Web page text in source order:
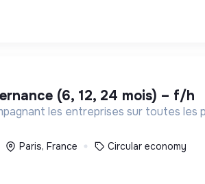
(6, 12, 24 mois) – f/h
les entreprises sur toutes les
Paris, France Circular economy